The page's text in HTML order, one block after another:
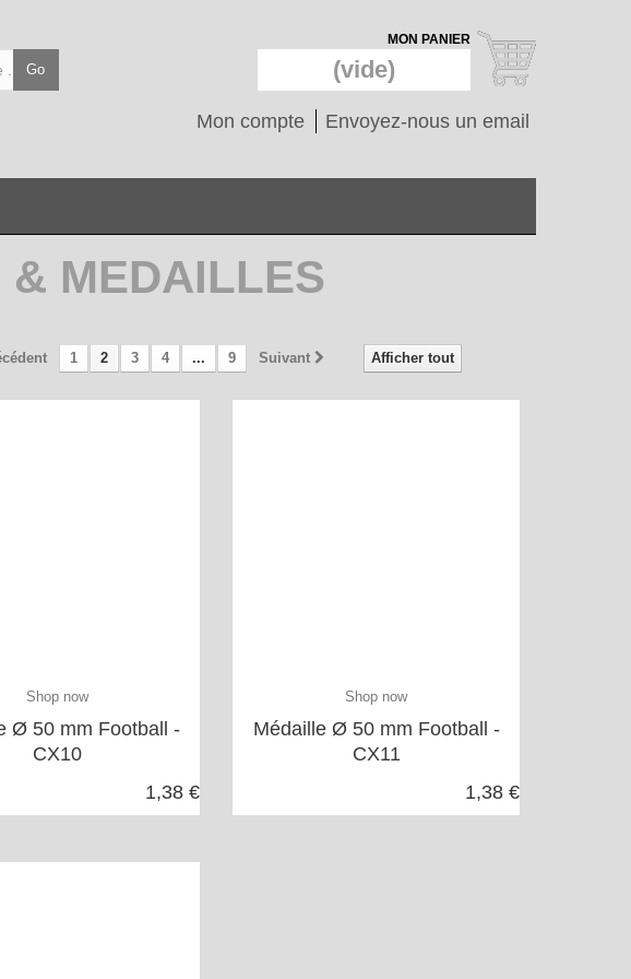
Go
MON PANIER
(vide)
Mon compte Envoyez-nous un email
MEDAILLES
Afficher tout
1 2 3 4 ... 9 Suivant
Shop now
Ø 50 mm Football -
CX10
1,38 €
Shop now
Médaille Ø 50 mm Football -
CX11
1,38 €